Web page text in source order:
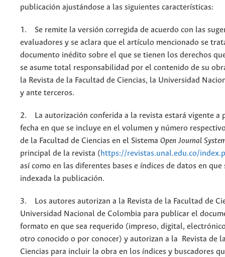
publicación ajustándose a las siguientes características:
1. Se remite la versión corregida de acuerdo con las
evaluadores y se aclara que el artículo mencionado se
documento inédito sobre el que se tienen los derechos
se asume total responsabilidad por el contenido de su
la Revista de la Facultad de Ciencias, la Universidad
y ante terceros.
2. La autorización conferida a la revista estará vigente a
fecha en que se incluye en el volumen y número
de la Facultad de Ciencias en el Sistema Open Journal
principal de la revista (https://revistas.unal.edu.co/
así como en las diferentes bases e índices de datos en que
indexada la publicación.
3. Los autores autorizan a la Revista de la Facultad de
Universidad Nacional de Colombia para publicar el
formato en que sea requerido (impreso, digital,
otro conocido o por conocer) y autorizan a la Revista de
Ciencias para incluir la obra en los índices y buscadores